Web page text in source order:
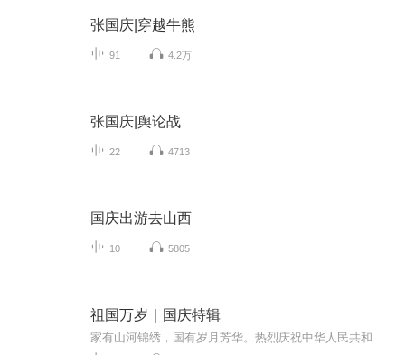
张国庆|穿越牛熊
91 4.2万
张国庆|舆论战
22 4713
国庆出游去山西
10 5805
祖国万岁｜国庆特辑